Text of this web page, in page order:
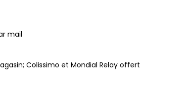
mail
Colissimo et Mondial Relay offert